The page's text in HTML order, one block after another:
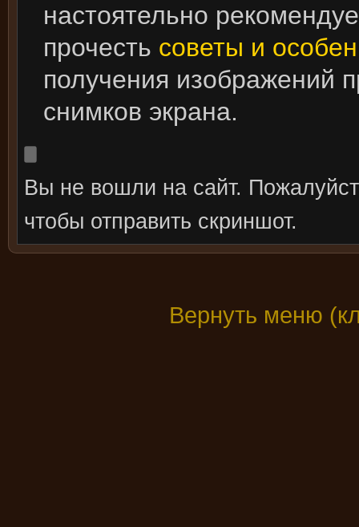
настоятельно
прочесть советы и
получения изображений
снимков экрана.
Вы не вошли на сайт.
чтобы отправить скриншот.
Вернуть меню